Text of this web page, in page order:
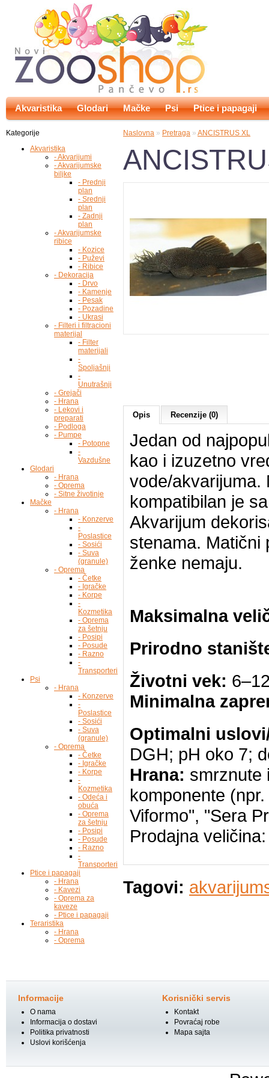
Akvaristika Glodari Mačke Psi Ptice i papagaji
Kategorije
Akvaristika
- Akvarijumi
- Akvarijumske
biljke
- Prednji
plan
- Srednji
plan
- Zadnji
plan
- Akvarijumske
ribice
- Kozice
- Puževi
- Ribice
- Dekoracija
- Drvo
- Kamenje
- Pesak
- Pozadine
- Ukrasi
- Filteri i filtracioni
materijal
- Filter
materijali
-
Spoljašnji
-
Unutrašnji
- Grejači
- Hrana
- Lekovi i
preparati
- Podloga
- Pumpe
- Potopne
-
Vazdušne
Glodari
- Hrana
- Oprema
- Sitne životinje
Mačke
- Hrana
- Konzerve
-
Poslastice
- Sosići
- Suva
(granule)
- Oprema
- Četke
- Igračke
- Korpe
-
Kozmetika
- Oprema
za šetnju
- Posipi
- Posude
- Razno
-
Transporteri
Psi
- Hrana
- Konzerve
-
Poslastice
- Sosići
- Suva
(granule)
- Oprema
- Četke
- Igračke
- Korpe
-
Kozmetika
- Odeća i
obuća
- Oprema
za šetnju
- Posipi
- Posude
- Razno
-
Transporteri
Ptice i papagaji
- Hrana
- Kavezi
- Oprema za
kaveze
- Ptice i papagaji
Teraristika
- Hrana
- Oprema
Naslovna » Pretraga » ANCISTRUS XL
Opis Recenzije (0)
Jedan od
kao i izuzetno
vode/akvarijuma.
kompatibilan je
Akvarijum
stenama. Matični
ženke nemaju.
Maksimalna
Prirodno
Životni vek:
Minimalna
Optimalni
DGH; pH oko 7;
Hrana: smrznute
komponente
Viformo", "Sera
Prodajna
Tagovi:
Informacije
O nama
Informacija o dostavi
Politika privatnosti
Uslovi korišćenja
Korisnički servis
Kontakt
Povraćaj robe
Mapa sajta